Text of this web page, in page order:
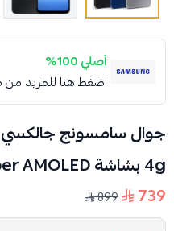
أصلي 100%
اضغط هنا للمزيد من
4g بشاشة Super AMOLED
739
899